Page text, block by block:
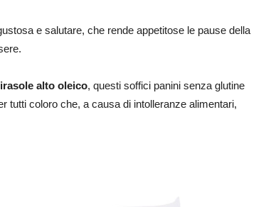
e salutare, che rende appetitose le pause della
alto oleico, questi soffici panini senza glutine
tutti coloro che, a causa di intolleranze alimentari,